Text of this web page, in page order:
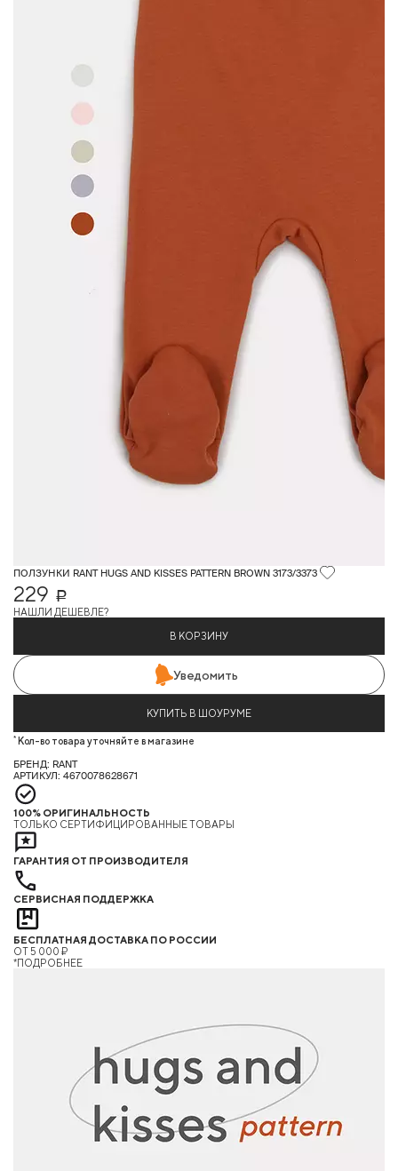
ПОЛЗУНКИ RANT HUGS AND KISSES PATTERN BROWN 3173/3373
229
Р
НАШЛИ ДЕШЕВЛЕ?
В КОРЗИНУ
Уведомить
КУПИТЬ В ШОУРУМЕ
* Кол-во товара уточняйте в магазине
БРЕНД: RANT
АРТИКУЛ: 4670078628671
100% ОРИГИНАЛЬНОСТЬ
ТОЛЬКО СЕРТИФИЦИРОВАННЫЕ ТОВАРЫ
ГАРАНТИЯ ОТ ПРОИЗВОДИТЕЛЯ
СЕРВИСНАЯ ПОДДЕРЖКА
БЕСПЛАТНАЯ ДОСТАВКА ПО РОССИИ
ОТ 5 000 ₽
*ПОДРОБНЕЕ